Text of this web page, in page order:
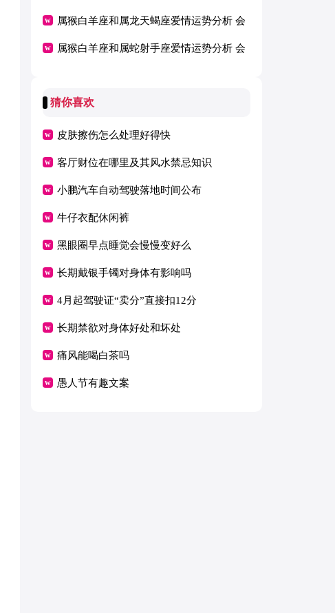
恩爱吗（精）
属猴白羊座和属龙天蝎座爱情运势分析 会
恩爱吗属猴白羊座和属蛇射手座爱情运势分析 会
猜你喜欢
皮肤擦伤怎么处理好得快
客厅财位在哪里及其风水禁忌知识
小鹏汽车自动驾驶落地时间公布
牛仔衣配休闲裤
黑眼圈早点睡觉会慢慢变好么
长期戴银手镯对身体有影响吗
4月起驾驶证“卖分”直接扣12分
长期禁欲对身体好处和坏处
痛风能喝白茶吗
愚人节有趣文案